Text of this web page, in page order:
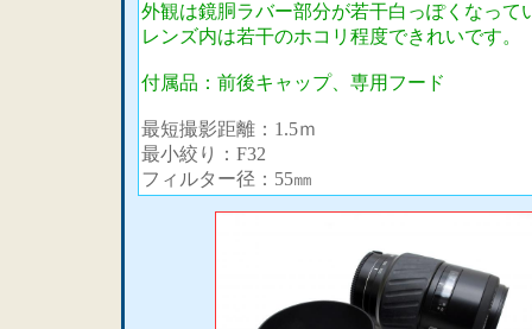
外観は鏡胴ラバー部分が若干白っぽくなっ
レンズ内は若干のホコリ程度できれいです。
付属品：前後キャップ、専用フード
最短撮影距離：1.5ｍ
最小絞り：F32
フィルター径：55㎜